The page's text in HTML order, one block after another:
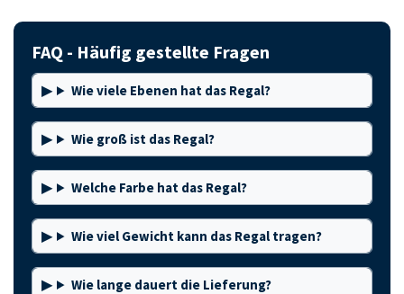
FAQ - Häufig gestellte Fragen
Wie viele Ebenen hat das Regal?
Wie groß ist das Regal?
Welche Farbe hat das Regal?
Wie viel Gewicht kann das Regal tragen?
Wie lange dauert die Lieferung?